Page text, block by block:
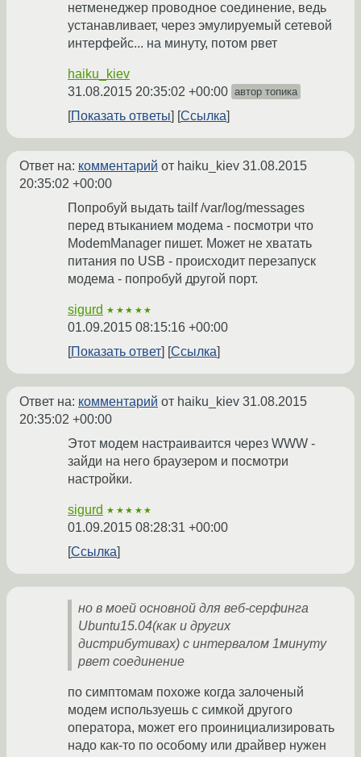
нетменеджер проводное соединение, ведь
устанавливает, через эмулируемый сетевой
интерфейс... на минуту, потом рвет
haiku_kiev
31.08.2015 20:35:02 +00:00 автор топика
Показать ответы Ссылка
Ответ на: комментарий от haiku_kiev 31.08.2015
20:35:02 +00:00
Попробуй выдать tailf /var/log/messages
перед втыканием модема - посмотри что
ModemManager пишет. Может не хватать
питания по USB - происходит перезапуск
модема - попробуй другой порт.
sigurd ★★★★★
01.09.2015 08:15:16 +00:00
Показать ответ
Ссылка
Ответ на: комментарий от haiku_kiev 31.08.2015
20:35:02 +00:00
Этот модем настраиваится через WWW -
зайди на него браузером и посмотри
настройки.
sigurd ★★★★★
01.09.2015 08:28:31 +00:00
Ссылка
но в моей основной для веб-серфинга
Ubuntu15.04(как и других
дистрибутивах) с интервалом 1минуту
рвет соединение
по симптомам похоже когда залоченый
модем используешь с симкой другого
оператора, может его проинициализировать
надо как-то по особому или драйвер нужен